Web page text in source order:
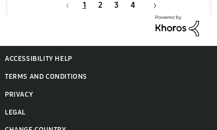
1 2 3 4
ACCESSIBILITY HELP
TERMS AND CONDITIONS
PRIVACY
LEGAL